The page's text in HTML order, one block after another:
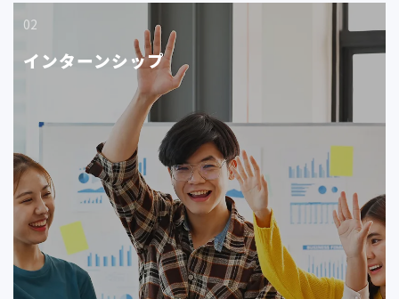
02
インターンシップ